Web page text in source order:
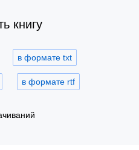
книгу
в формате txt
в формате rtf